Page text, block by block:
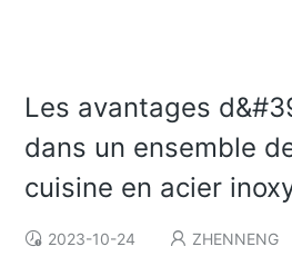
Les avantages
dans un ensemble
cuisine en acier
2023-10-24 ZHENNENG